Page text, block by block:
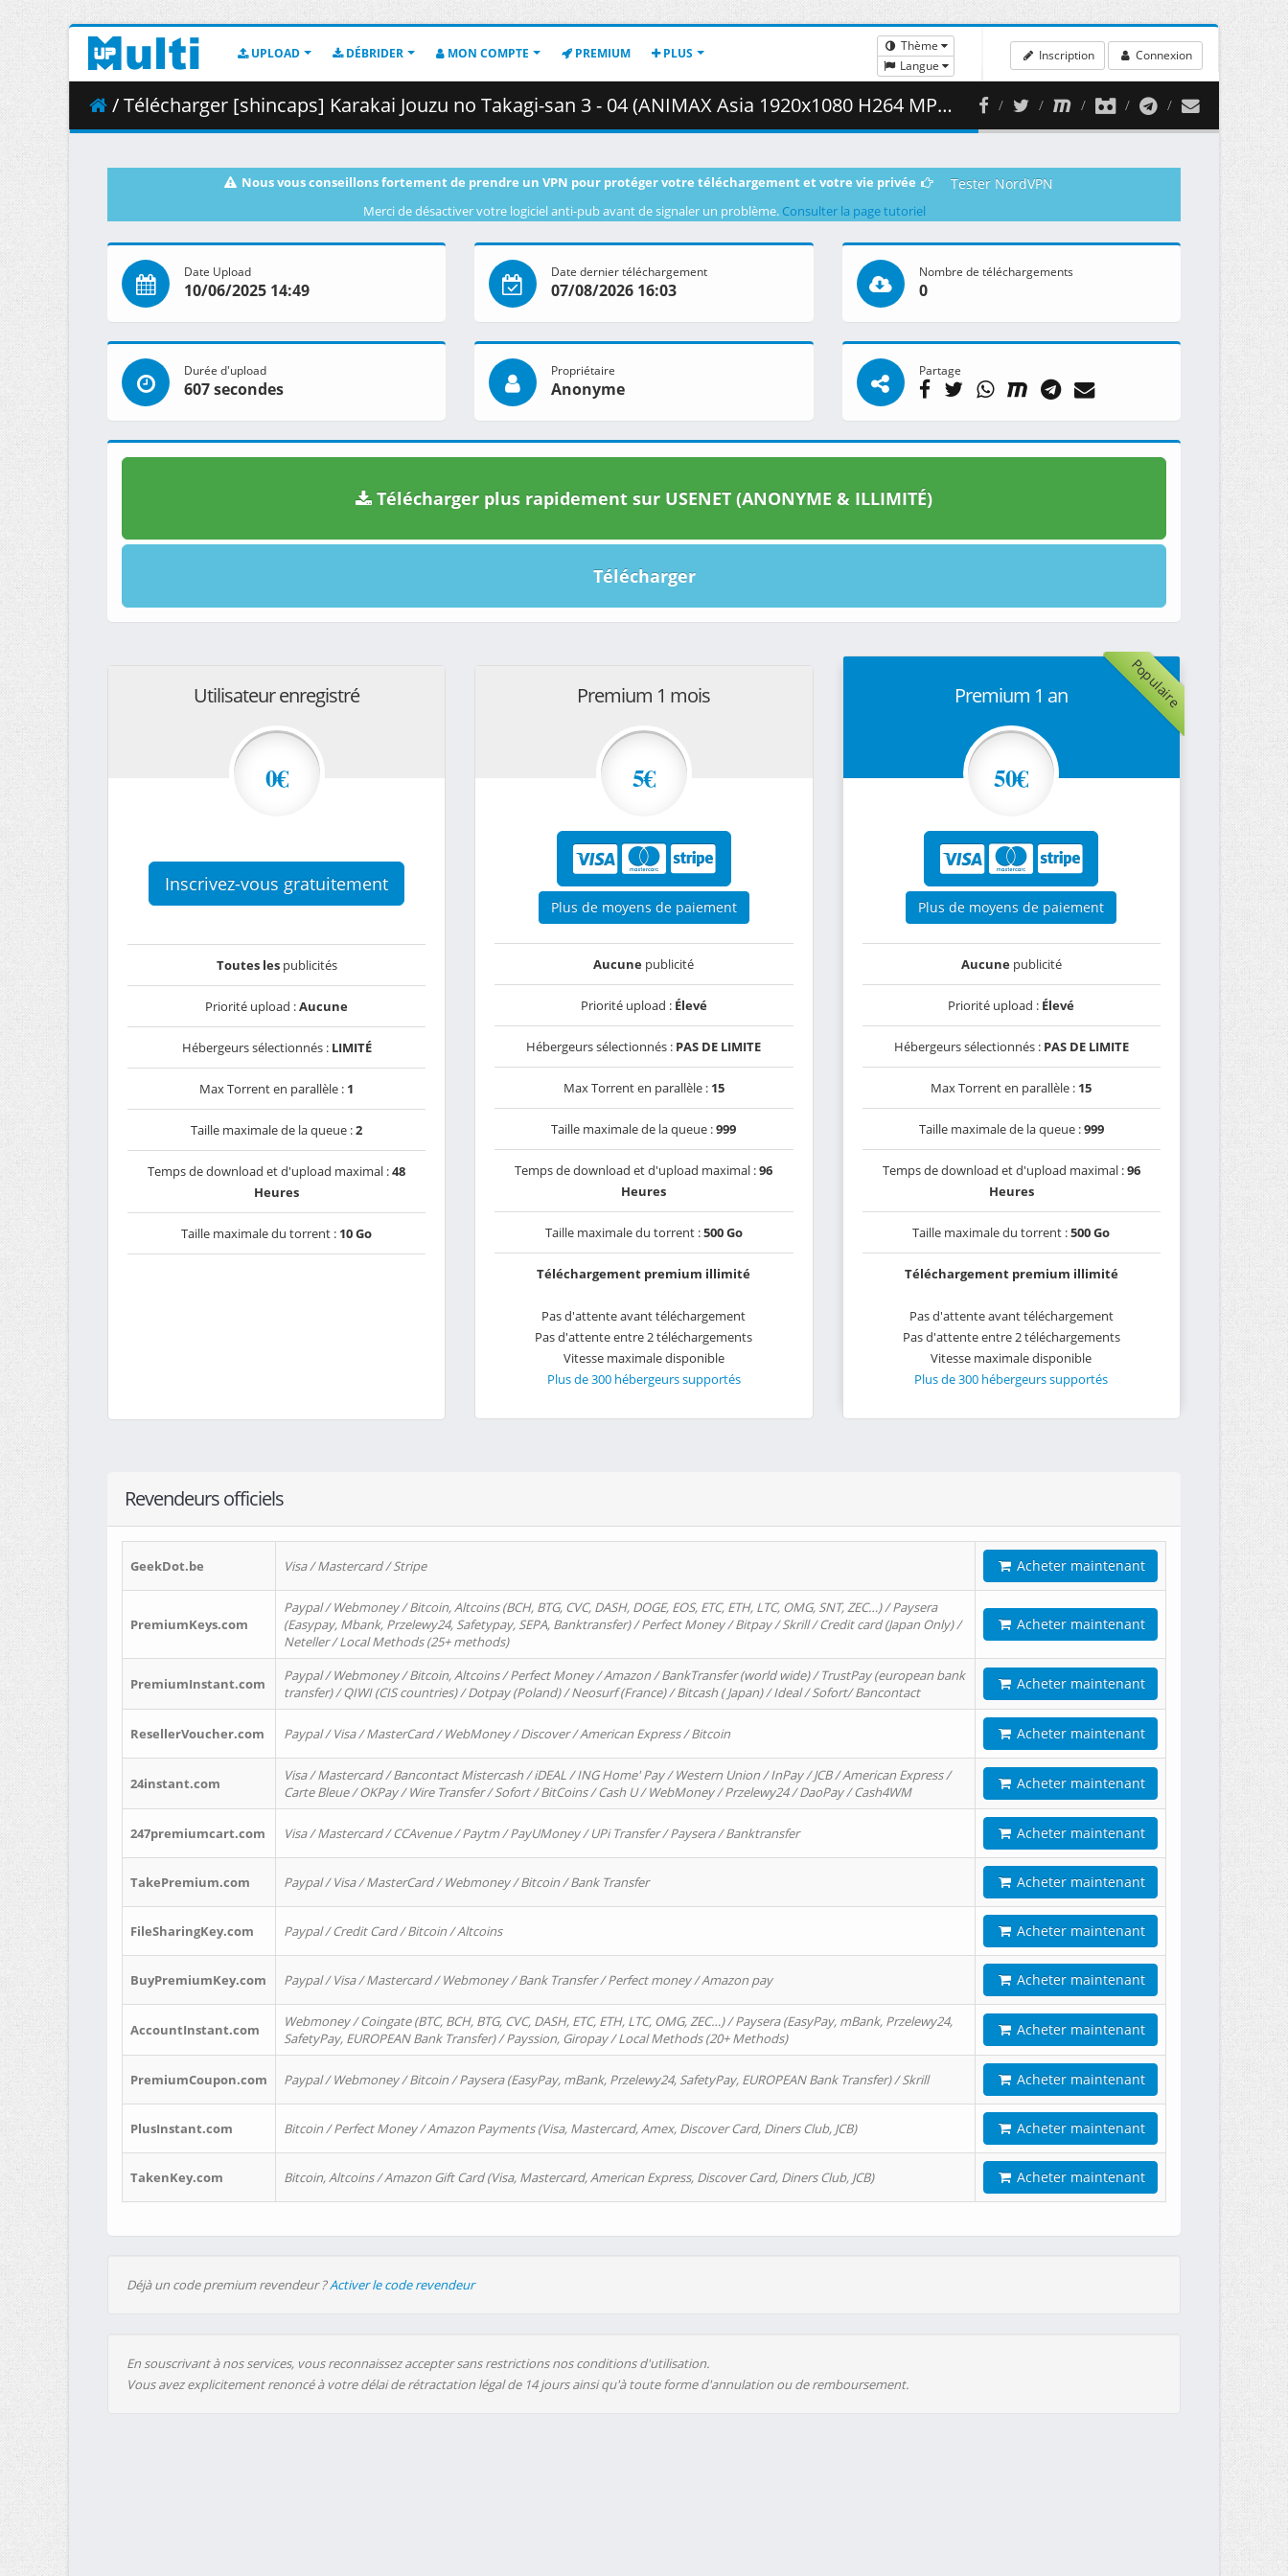
UPLOAD DÉBRIDER MON COMPTE PREMIUM PLUS
Thème
Langue
Inscription Connexion
/ Télécharger [shincaps] Karakai Jouzu no Takagi-san 3 - 04 (ANIMAX Asia 1920x1080 H264 MP2).ts.003 ( 380.34 MB )
Nous vous conseillons fortement de prendre un VPN pour protéger votre téléchargement et votre vie privée Tester NordVPN
Merci de désactiver votre logiciel anti-pub avant de signaler un problème. Consulter la page tutoriel
Date Upload
10/06/2025 14:49
Date dernier téléchargement
07/08/2026 16:03
Nombre de téléchargements
0
Durée d'upload
607 secondes
Propriétaire
Anonyme
Partage
Télécharger plus rapidement sur USENET (ANONYME & ILLIMITÉ)
Télécharger
Utilisateur enregistré
0€
Inscrivez-vous gratuitement
Toutes lespublicités
Priorité upload :Aucune
Hébergeurs sélectionnés : LIMITÉ
Max Torrent en parallèle : 1
Taille maximale de la queue :2
Temps de download et d'upload maximal :48
Heures
Taille maximale du torrent : 10 Go
Premium 1 mois
5€
Plus de moyens de paiement
Aucune publicité
Priorité upload : Élevé
Hébergeurs sélectionnés : PAS DE LIMITE
Max Torrent en parallèle : 15
Taille maximale de la queue :999
Temps de download et d'upload maximal :96
Heures
Taille maximale du torrent :500 Go
Téléchargement premium illimité
Pas d'attente avant téléchargement
Pas d'attente entre 2 téléchargements
Vitesse maximale disponible
Plus de 300 hébergeurs supportés
Populaire
Premium 1 an
50€
Plus de moyens de paiement
Aucunepublicité
Priorité upload : Élevé
Hébergeurs sélectionnés : PAS DE LIMITE
Max Torrent en parallèle : 15
Taille maximale de la queue :999
Temps de download et d'upload maximal :96
Heures
Taille maximale du torrent :500 Go
Téléchargement premium illimité
Pas d'attente avant téléchargement
Pas d'attente entre 2 téléchargements
Vitesse maximale disponible
Plus de 300 hébergeurs supportés
Revendeurs officiels
GeekDot.be Visa / Mastercard / Stripe Acheter maintenant
PremiumKeys.com
Paypal / Webmoney / Bitcoin, Altcoins (BCH, BTG, CVC, DASH, DOGE, EOS, ETC, ETH, LTC, OMG, SNT, ZEC…) / Paysera
(Easypay, Mbank, Przelewy24, Safetypay, SEPA, Banktransfer) / Perfect Money / Bitpay / Skrill / Credit card (Japan Only) /
Neteller / Local Methods (25+ methods)
Acheter maintenant
PremiumInstant.com
Paypal / Webmoney / Bitcoin, Altcoins / Perfect Money / Amazon / BankTransfer (world wide) / TrustPay (european bank
transfer) / QIWI (CIS countries) / Dotpay (Poland) / Neosurf (France) / Bitcash ( Japan) / Ideal / Sofort/ Bancontact
Acheter maintenant
ResellerVoucher.com Paypal / Visa / MasterCard / WebMoney / Discover / American Express / Bitcoin Acheter maintenant
24instant.com
Visa / Mastercard / Bancontact Mistercash / iDEAL / ING Home' Pay / Western Union / InPay / JCB / American Express /
Carte Bleue / OKPay / Wire Transfer / Sofort / BitCoins / Cash U / WebMoney / Przelewy24 / DaoPay / Cash4WM
Acheter maintenant
247premiumcart.com Visa / Mastercard / CCAvenue / Paytm / PayUMoney / UPi Transfer / Paysera / Banktransfer Acheter maintenant
TakePremium.com Paypal / Visa / MasterCard / Webmoney / Bitcoin / Bank Transfer Acheter maintenant
FileSharingKey.com Paypal / Credit Card / Bitcoin / Altcoins Acheter maintenant
BuyPremiumKey.com Paypal / Visa / Mastercard / Webmoney / Bank Transfer / Perfect money / Amazon pay Acheter maintenant
AccountInstant.com
Webmoney / Coingate (BTC, BCH, BTG, CVC, DASH, ETC, ETH, LTC, OMG, ZEC…) / Paysera (EasyPay, mBank, Przelewy24,
SafetyPay, EUROPEAN Bank Transfer) / Payssion, Giropay / Local Methods (20+ Methods)
Acheter maintenant
PremiumCoupon.com Paypal / Webmoney / Bitcoin / Paysera (EasyPay, mBank, Przelewy24, SafetyPay, EUROPEAN Bank Transfer) / Skrill Acheter maintenant
PlusInstant.com Bitcoin / Perfect Money / Amazon Payments (Visa, Mastercard, Amex, Discover Card, Diners Club, JCB) Acheter maintenant
TakenKey.com Bitcoin, Altcoins / Amazon Gift Card (Visa, Mastercard, American Express, Discover Card, Diners Club, JCB) Acheter maintenant
Déjà un code premium revendeur ?Activer le code revendeur
En souscrivant à nos services, vous reconnaissez accepter sans restrictions nos conditions d'utilisation.
Vous avez explicitement renoncé à votre délai de rétractation légal de 14 jours ainsi qu'à toute forme d'annulation ou de remboursement.